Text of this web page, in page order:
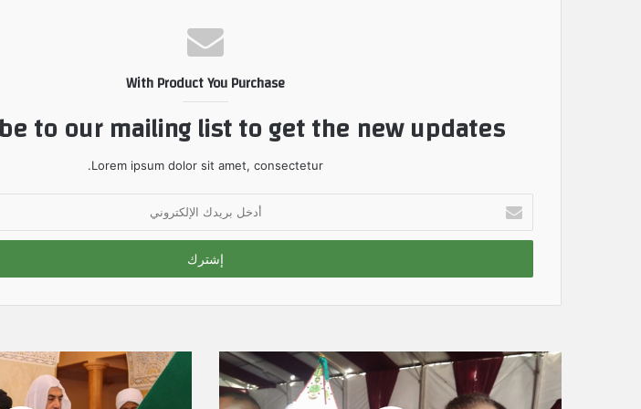
With Product You Purchase
to our mailing list to get the new updates!
Lorem ipsum dolor sit amet, consectetur.
خ
ب
ك
ا
ل